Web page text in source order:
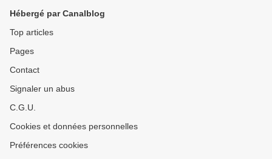
Hébergé par Canalblog
Top articles
Pages
Contact
Signaler un abus
C.G.U.
Cookies et données personnelles
Préférences cookies